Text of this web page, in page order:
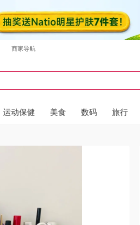
商家导航
运动保健 美食 数码 旅行